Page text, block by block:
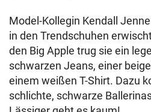
Model-Kollegin Kendall
in den Trendschuhen
den Big Apple trug sie ein
schwarzen Jeans, einer
einem weißen T-Shirt. Dazu
schlichte, schwarze